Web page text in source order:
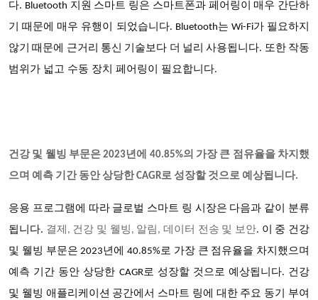
다. Bluetooth 지원 스마트 링은 스마트폰과 페어링이 매우 간단하
기 때문에 매우 유행이 되었습니다. Bluetooth는 Wi-Fi가 필요하지
않기 때문에 근거리 통신 기술보다 더 널리 사용됩니다. 또한 작동
범위가 넓고 수동 장치 페어링이 필요합니다.
건강 및 웰빙 부문은 2023년에 40.85%의 가장 큰 점유율을 차지했
으며 예측 기간 동안 상당한 CAGR로 성장할 것으로 예상됩니다.
응용 프로그램에 따라 글로벌 스마트 링 시장은 다음과 같이 분류
됩니다. 결제, 건강 및 웰빙, 알림, 데이터 전송 및 보안. 이 중 건강
및 웰빙 부문은 2023년에 40.85%로 가장 큰 점유율을 차지했으며
예측 기간 동안 상당한 CAGR로 성장할 것으로 예상됩니다. 건강
및 웰빙 애플리케이션 공간에서 스마트 링에 대한 주요 동기 부여